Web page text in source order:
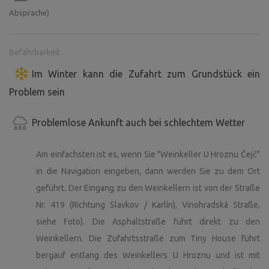
gesperrt. Sind bestimmte Wochenenden verfügbar,
bedeutet dies, dass die Veranstaltungen im Weinkeller
nicht um Veranstaltungen handelt, bei denen die Gäste
des Weinkellers das gesamte Gelände nutzen. Ihre
Privatsphäre würde also trotz der abendlichen
Zusammenkünfte im Weinkeller in keiner Weise
auf dem sich die Einrichtungen für das Tiny House
Absperrband ab.
BADEFASS: Die Dauer der Wassererwärmung hängt von
der Umgebungstemperatur und der Heizleistung ab. In
den Wintermonaten beträgt die Heizdauer ca. 3 Stunden,
im Sommer ca. 60 Minuten. Während des Heizens steigt
die Temperatur um ca. 8° bis 10°C pro Stunde. Nähere
Informationen zum Betrieb erhalten Sie vor Ort; eventuelle
Absprache)
Befahrbarkeit
Im Winter kann die Zufahrt zum Grundstück ein
Problem sein
Problemlose Ankunft auch bei schlechtem Wetter
Am einfachsten ist es, wenn Sie "Weinkeller U Hroznu Čejč"
in die Navigation eingeben, dann werden Sie zu dem Ort
geführt. Der Eingang zu den Weinkellern ist von der Straße
Nr. 419 (Richtung Slavkov / Karlín), Vinohradská Straße,
siehe Foto). Die Asphaltstraße führt direkt zu den
Weinkellern. Die Zufahrtsstraße zum Tiny House führt
bergauf entlang des Weinkellers U Hroznu und ist mit